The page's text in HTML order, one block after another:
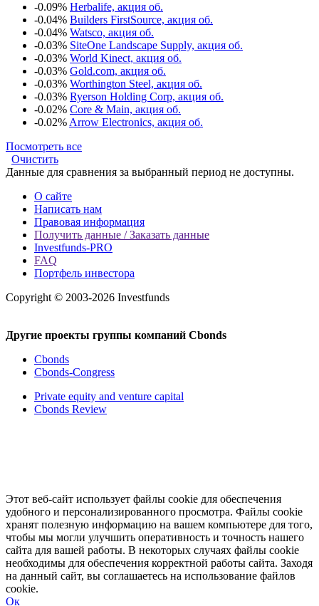
-0.09% Herbalife, акция об.
-0.04% Builders FirstSource, акция об.
-0.04% Watsco, акция об.
-0.03% SiteOne Landscape Supply, акция об.
-0.03% World Kinect, акция об.
-0.03% Gold.com, акция об.
-0.03% Worthington Steel, акция об.
-0.03% Ryerson Holding Corp, акция об.
-0.02% Core & Main, акция об.
-0.02%Arrow Electronics, акция об.
Посмотреть все
Очистить
Данные для сравнения за выбранный период не доступны.
О сайте
Написать нам
Правовая информация
Получить данные / Заказать данные
Investfunds-PRO
FAQ
Портфель инвестора
Copyright © 2003-2026 Investfunds
Другие проекты группы компаний Cbonds
Cbonds
Cbonds-Congress
Private equity and venture capital
Cbonds Review
Этот веб-сайт использует файлы cookie для обеспечения
удобного и персонализированного просмотра. Файлы cookie
хранят полезную информацию на вашем компьютере для того,
чтобы мы могли улучшить оперативность и точность нашего
сайта для вашей работы. В некоторых случаях файлы cookie
необходимы для обеспечения корректной работы сайта. Заходя
на данный сайт, вы соглашаетесь на использование файлов
cookie.
Ок